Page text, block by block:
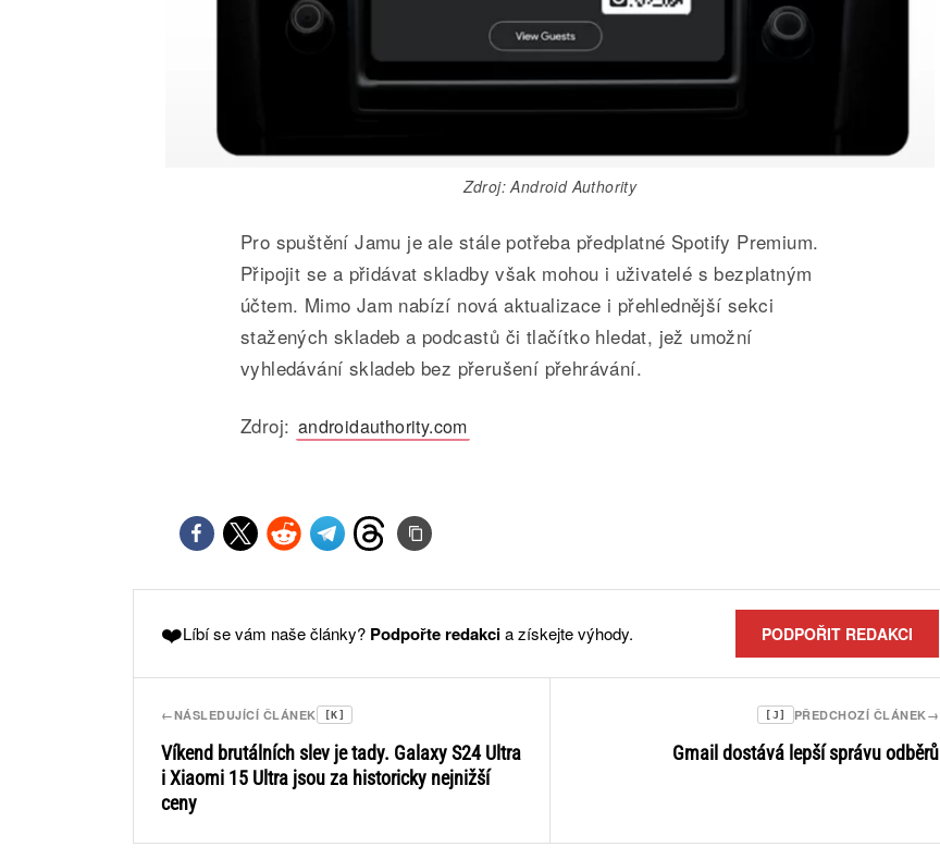
Zdroj: Android Authority
Pro spuštění Jamu je ale stále potřeba předplatné Spotify Premium.
Připojit se a přidávat skladby však mohou i uživatelé s bezplatným
účtem. Mimo Jam nabízí nová aktualizace i přehlednější sekci
stažených skladeb a podcastů či tlačítko hledat, jež umožní
vyhledávání skladeb bez přerušení přehrávání.
Zdroj: androidauthority.com
❤️Líbí se vám naše články? Podpořte redakcia získejte výhody. PODPOŘIT REDAKCI
←NÁSLEDUJÍCÍ ČLÁNEK [K]
Víkend brutálních slev je tady. Galaxy S24 Ultra
i Xiaomi 15 Ultra jsou za historicky nejnižší
ceny
→
PŘEDCHOZÍ ČLÁNEK
[J]
Gmail dostává lepší správu odběrů